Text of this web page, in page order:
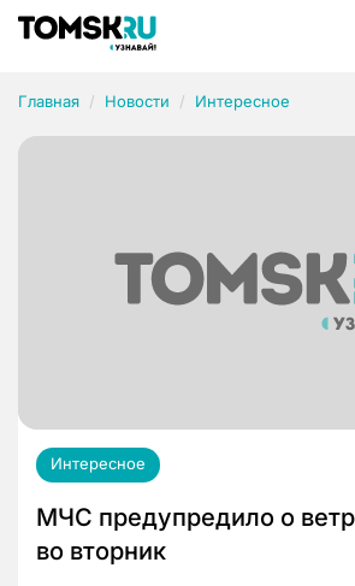
Главная Новости Интересное
Интересное
МЧС предупредило о
во вторник